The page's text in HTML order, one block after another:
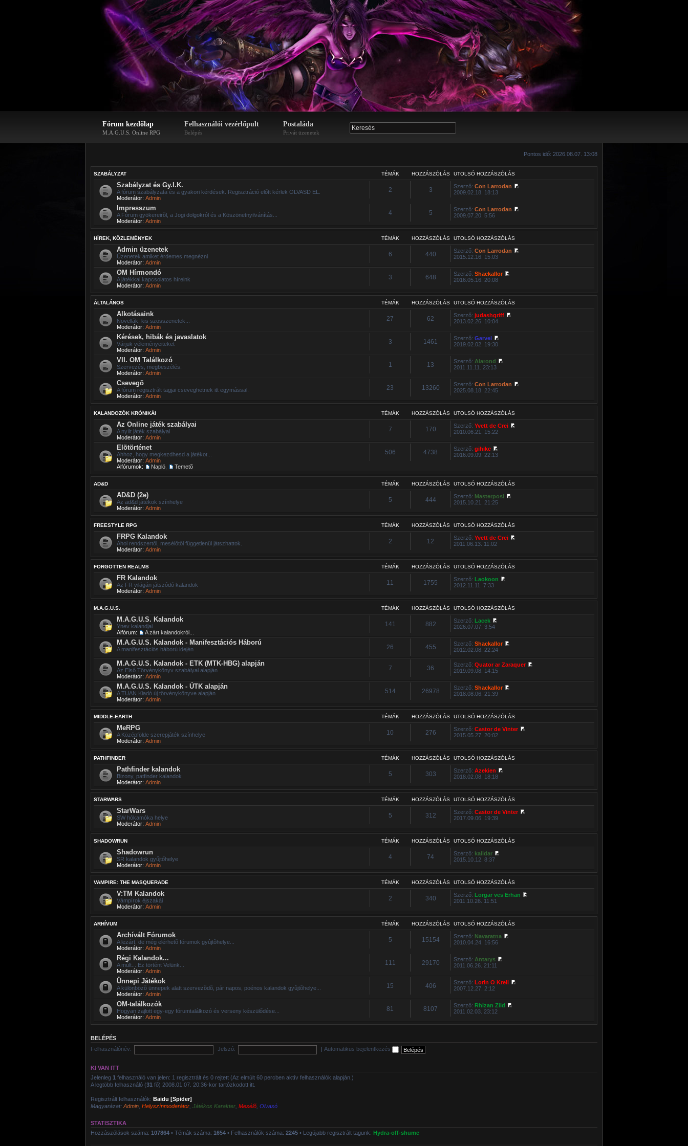
Fórum kezdőlap
M.A.G.U.S. Online RPG
Felhasználói vezérlőpult
Belépés
Postaláda
Privát üzenetek
Pontos idő: 2026.08.07. 13:08
SZABÁLYZAT TÉMÁK HOZZÁSZÓLÁS UTOLSÓ HOZZÁSZÓLÁS
Szabályzat és Gy.I.K.
A fórum szabályzata és a gyakori kérdések. Regisztráció előtt kérlek OLVASD EL.
Moderátor: Admin
2 3 Szerző:Con Larrodan
2009.02.18. 18:13
Impresszum
A Fórum gyökereirõl, a Jogi dolgokról és a Köszönetnyilvánítás...
Moderátor: Admin
4 5 Szerző:Con Larrodan
2009.07.20. 5:56
HÍREK, KÖZLEMÉNYEK TÉMÁK HOZZÁSZÓLÁS UTOLSÓ HOZZÁSZÓLÁS
Admin üzenetek
Üzenetek amiket érdemes megnézni
Moderátor: Admin
6 440 Szerző:Con Larrodan
2015.12.16. 15:03
OM Hírmondó
A játékkal kapcsolatos híreink
Moderátor: Admin
3 648 Szerző:Shackallor
2016.05.16. 20:08
ÁLTALÁNOS TÉMÁK HOZZÁSZÓLÁS UTOLSÓ HOZZÁSZÓLÁS
Alkotásaink
Novellák, kis szösszenetek...
Moderátor: Admin
27 62 Szerző:judashgriff
2013.02.26. 10:04
Kérések, hibák és javaslatok
Várjuk véleményeiteket
Moderátor: Admin
3 1461 Szerző:Garvel
2019.02.02. 19:30
VII. OM Találkozó
Szervezés, megbeszélés.
Moderátor: Admin
1 13 Szerző: Alarond
2011.11.11. 23:13
Csevegõ
A fórum regisztrált tagjai cseveghetnek itt egymással.
Moderátor: Admin
23 13260 Szerző:Con Larrodan
2025.08.18. 22:45
KALANDOZÓK KRÓNIKÁI TÉMÁK HOZZÁSZÓLÁS UTOLSÓ HOZZÁSZÓLÁS
Az Online játék szabályai
A nyílt játék szabályai
Moderátor: Admin
7 170 Szerző:Yvett de Crei
2010.06.21. 15:22
Elõtörténet
Ahhoz, hogy megkezdhesd a játékot...
Moderátor: Admin
Alfórumok:
Napló Temetõ
506 4738 Szerző:gihike
2016.09.09. 22:13
AD&D TÉMÁK HOZZÁSZÓLÁS UTOLSÓ HOZZÁSZÓLÁS
AD&D (2e)
Az ad&d játékok színhelye
Moderátor: Admin
5 444 Szerző: Masterposi
2015.10.21. 21:25
FREESTYLE RPG TÉMÁK HOZZÁSZÓLÁS UTOLSÓ HOZZÁSZÓLÁS
FRPG Kalandok
Ahol rendszertől, mesélőtől függetlenül játszhattok.
Moderátor: Admin
2 12 Szerző:Yvett de Crei
2011.06.13. 11:02
FORGOTTEN REALMS TÉMÁK HOZZÁSZÓLÁS UTOLSÓ HOZZÁSZÓLÁS
FR Kalandok
Az FR világán játszódó kalandok
Moderátor: Admin
11 1755 Szerző:Laokoon
2012.11.11. 7:33
M.A.G.U.S. TÉMÁK HOZZÁSZÓLÁS UTOLSÓ HOZZÁSZÓLÁS
M.A.G.U.S. Kalandok
Ynev kalandjai
Alfórum:
A zárt kalandokról...
141 882 Szerző:Lacek
2026.07.07. 3:54
M.A.G.U.S. Kalandok - Manifesztációs Háború
A manifesztációs háború idején 26 455 Szerző:Shackallor
2012.02.08. 22:24
M.A.G.U.S. Kalandok - ETK (MTK-HBG) alapján
Az Első Törvénykönyv szabályai alapján
Moderátor: Admin
7 36 Szerző:Quator ar Zaraquer
2019.09.08. 14:15
M.A.G.U.S. Kalandok - ÚTK alapján
A TUAN Kiadó új törvénykönyve alapján
Moderátor: Admin
514 26978 Szerző:Shackallor
2018.08.06. 21:39
MIDDLE-EARTH TÉMÁK HOZZÁSZÓLÁS UTOLSÓ HOZZÁSZÓLÁS
MeRPG
A Középfölde szerepjáték színhelye
Moderátor: Admin
10 276 Szerző:Castor de Vinter
2015.05.27. 20:02
PATHFINDER TÉMÁK HOZZÁSZÓLÁS UTOLSÓ HOZZÁSZÓLÁS
Pathfinder kalandok
Bizony, patfinder kalandok
Moderátor: Admin
5 303 Szerző:Azekien
2018.02.08. 18:18
STARWARS TÉMÁK HOZZÁSZÓLÁS UTOLSÓ HOZZÁSZÓLÁS
StarWars
SW hókamóka helye
Moderátor: Admin
5 312 Szerző:Castor de Vinter
2017.09.06. 19:39
SHADOWRUN TÉMÁK HOZZÁSZÓLÁS UTOLSÓ HOZZÁSZÓLÁS
Shadowrun
SR kalandok gyűjtőhelye
Moderátor: Admin
4 74 Szerző: kalidar
2015.10.12. 8:37
VAMPIRE: THE MASQUERADE TÉMÁK HOZZÁSZÓLÁS UTOLSÓ HOZZÁSZÓLÁS
V:TM Kalandok
Vámpírok éjszakái
Moderátor: Admin
2 340 Szerző:Lorgar ves Erhan
2011.10.26. 11:51
ARHÍVUM TÉMÁK HOZZÁSZÓLÁS UTOLSÓ HOZZÁSZÓLÁS
Archívált Fórumok
A lezárt, de még elérhetõ fórumok gyûjtõhelye...
Moderátor: Admin
5 15154 Szerző: Navaratna
2010.04.24. 16:56
Régi Kalandok...
A múlt... Ez történt Velünk...
Moderátor: Admin
111 29170 Szerző: Antarys
2011.06.26. 21:11
Ünnepi Játékok
A különbözõ ünnepek alatt szervezõdõ, pár napos, poénos kalandok gyûjtõhelye...
Moderátor: Admin
15 406 Szerző:Lorin O Krell
2007.12.27. 2:12
OM-találkozók
Hogyan zajlott egy-egy fórumtalálkozó és verseny készülődése...
Moderátor: Admin
81 8107 Szerző:Rhizan Zild
2011.02.03. 23:12
BELÉPÉS
Felhasználónév:
Jelszó: Automatikus bejelentkezés
KI VAN ITT
Jelenleg 1 felhasználó van jelen: 1 regisztrált és 0 rejtett (Az elmúlt 60 percben aktív felhasználók alapján.)
A legtöbb felhasználó (31 fő) 2008.01.07. 20:36-kor tartózkodott itt.
Regisztrált felhasználók: Baidu [Spider]
Magyarázat: Admin Helyszínmoderátor Játékos Karakter Mesélõ Olvasó
STATISZTIKA
Hozzászólások száma: 107864 • Témák száma: 1654 • Felhasználók száma: 2245 • Legújabb regisztrált tagunk: Hydra-off-shume